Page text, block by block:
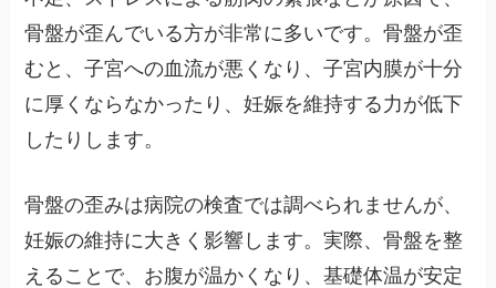
骨盤が歪んでいる方が非常に多いです。骨盤が歪
むと、子宮への血流が悪くなり、子宮内膜が十分
に厚くならなかったり、妊娠を維持する力が低下
したりします。
骨盤の歪みは病院の検査では調べられませんが、
妊娠の維持に大きく影響します。実際、骨盤を整
えることで、お腹が温かくなり、基礎体温が安定